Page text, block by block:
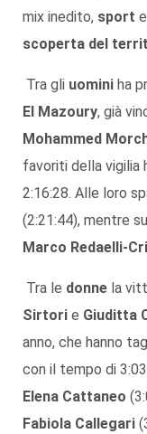
mix inedito, sport e
scoperta del
Tra gli uomini ha
El Mazoury, già
Mohammed
favoriti della vigilia
2:16:28. Alle loro
(2:21:44), mentre
Marco Redaelli-
Tra le donne la
Sirtori e Giuditta
anno, che hanno
con il tempo di
Elena Cattaneo
Fabiola Callegari